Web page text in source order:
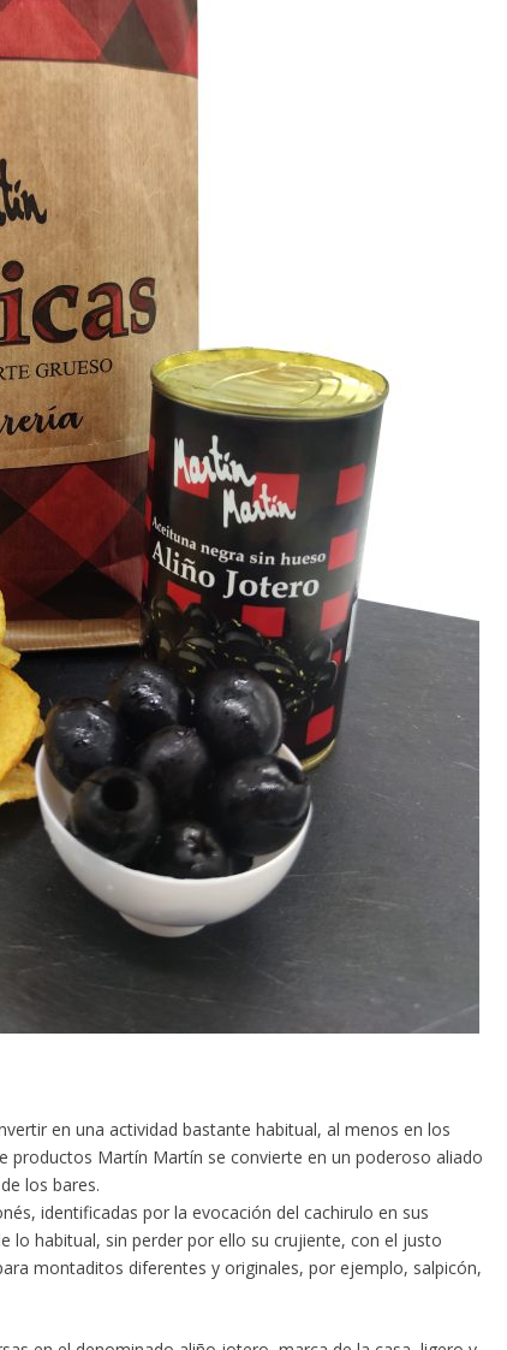
en una actividad bastante habitual, al menos en los
productos Martín Martín se convierte en un poderoso aliado
los bares.
identificadas por la evocación del cachirulo en sus
lo habitual, sin perder por ello su crujiente, con el justo
montaditos diferentes y originales, por ejemplo, salpicón,